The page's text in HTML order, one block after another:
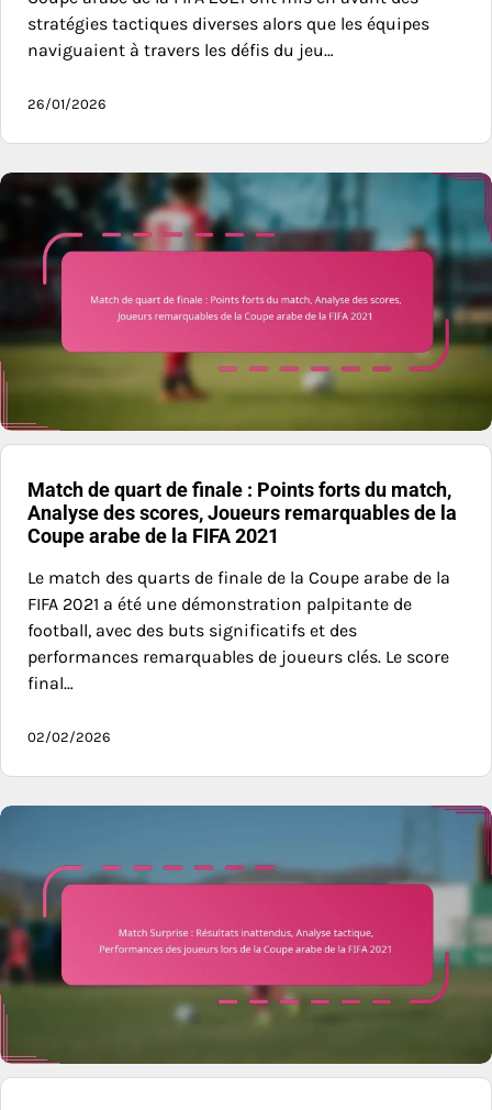
stratégies tactiques diverses alors que les équipes
naviguaient à travers les défis du jeu…
26/01/2026
Match de quart de finale : Points forts du match,
Analyse des scores, Joueurs remarquables de la
Coupe arabe de la FIFA 2021
Le match des quarts de finale de la Coupe arabe de la
FIFA 2021 a été une démonstration palpitante de
football, avec des buts significatifs et des
performances remarquables de joueurs clés. Le score
final…
02/02/2026